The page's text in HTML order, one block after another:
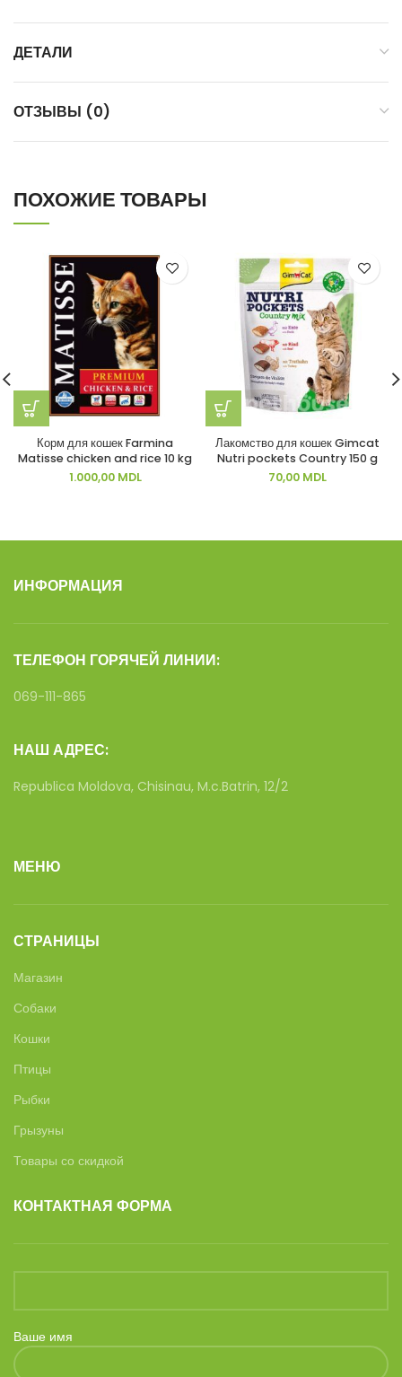
ДЕТАЛИ
ОТЗЫВЫ (0)
ПОХОЖИЕ ТОВАРЫ
Корм для кошек Farmina
Matisse chicken and rice 10 kg
1.000,00 MDL
Лакомство для кошек Gimcat
Nutri pockets Country 150 g
70,00 MDL
ИНФОРМАЦИЯ
ТЕЛЕФОН ГОРЯЧЕЙ ЛИНИИ:
069-111-865
НАШ АДРЕС:
Republica Moldova, Chisinau, M.c.Batrin, 12/2
МЕНЮ
СТРАНИЦЫ
Магазин
Собаки
Кошки
Птицы
Рыбки
Грызуны
Товары со скидкой
КОНТАКТНАЯ ФОРМА
Ваше имя